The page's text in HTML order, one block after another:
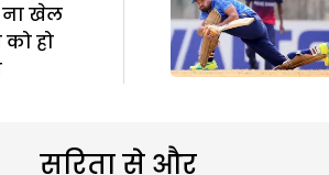
ना खेल
हो
सरिता से और